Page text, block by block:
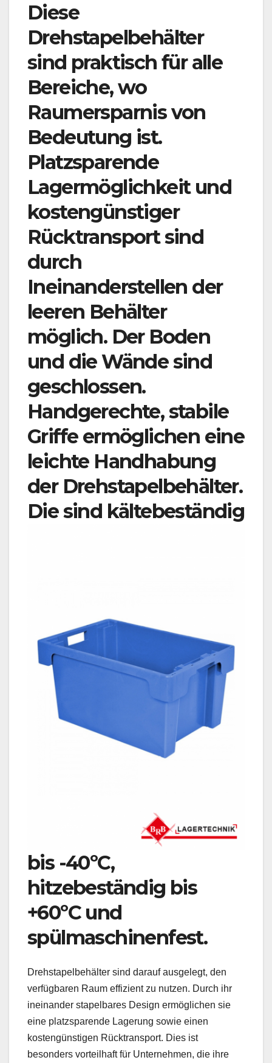
Diese
Drehstapelbehälter
sind praktisch für alle
Bereiche, wo
Raumersparnis von
Bedeutung ist.
Platzsparende
Lagermöglichkeit und
kostengünstiger
Rücktransport sind
durch
Ineinanderstellen der
leeren Behälter
möglich. Der Boden
und die Wände sind
geschlossen.
Handgerechte, stabile
Griffe ermöglichen eine
leichte Handhabung
der Drehstapelbehälter.
Diesind kältebeständig
bis -40ºC,
hitzebeständig bis
+60ºC und
spülmaschinenfest.
Drehstapelbehälter sind darauf ausgelegt, den
verfügbaren Raum effizient zu nutzen. Durch ihr
ineinander stapelbares Design ermöglichen sie
eine platzsparende Lagerung sowie einen
kostengünstigen Rücktransport. Dies ist
besonders vorteilhaft für Unternehmen, die ihre